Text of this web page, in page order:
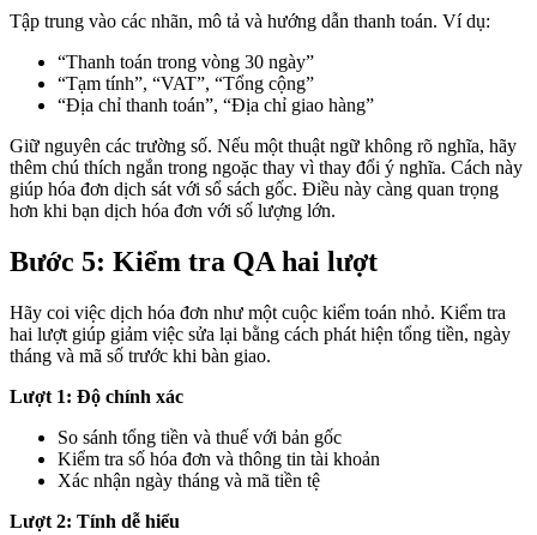
Tập trung vào các nhãn, mô tả và hướng dẫn thanh toán. Ví dụ:
“Thanh toán trong vòng 30 ngày”
“Tạm tính”, “VAT”, “Tổng cộng”
“Địa chỉ thanh toán”, “Địa chỉ giao hàng”
Giữ nguyên các trường số. Nếu một thuật ngữ không rõ nghĩa, hãy
thêm chú thích ngắn trong ngoặc thay vì thay đổi ý nghĩa. Cách này
giúp hóa đơn dịch sát với sổ sách gốc. Điều này càng quan trọng
hơn khi bạn dịch hóa đơn với số lượng lớn.
Bước 5: Kiểm tra QA hai lượt
Hãy coi việc dịch hóa đơn như một cuộc kiểm toán nhỏ. Kiểm tra
hai lượt giúp giảm việc sửa lại bằng cách phát hiện tổng tiền, ngày
tháng và mã số trước khi bàn giao.
Lượt 1: Độ chính xác
So sánh tổng tiền và thuế với bản gốc
Kiểm tra số hóa đơn và thông tin tài khoản
Xác nhận ngày tháng và mã tiền tệ
Lượt 2: Tính dễ hiểu